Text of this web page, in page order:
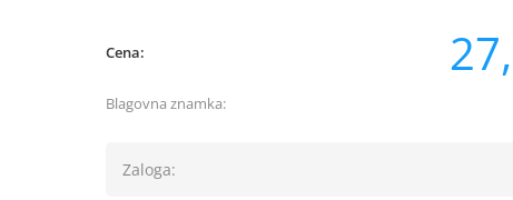
Cena:
Blagovna znamka:
Zaloga: